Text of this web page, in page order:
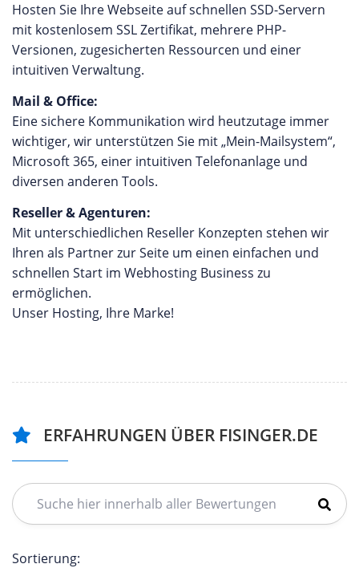
Hosten Sie Ihre Webseite auf schnellen SSD-Servern
mit kostenlosem SSL Zertifikat, mehrere PHP-
Versionen, zugesicherten Ressourcen und einer
intuitiven Verwaltung.
Mail & Office:
Eine sichere Kommunikation wird heutzutage immer
wichtiger, wir unterstützen Sie mit „Mein-Mailsystem“,
Microsoft 365, einer intuitiven Telefonanlage und
diversen anderen Tools.
Reseller & Agenturen:
Mit unterschiedlichen Reseller Konzepten stehen wir
Ihren als Partner zur Seite um einen einfachen und
schnellen Start im Webhosting Business zu
ermöglichen.
Unser Hosting, Ihre Marke!
ERFAHRUNGEN ÜBER FISINGER.DE
Sortierung: